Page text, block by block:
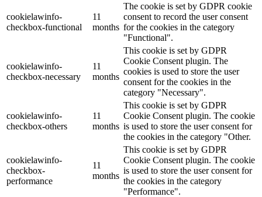
cookielawinfo-
checkbox-functional
11
months
The cookie is set by GDPR cookie
consent to record the user consent
for the cookies in the category
"Functional".
cookielawinfo-
checkbox-necessary
11
months
This cookie is set by GDPR
Cookie Consent plugin. The
cookies is used to store the user
consent for the cookies in the
category "Necessary".
cookielawinfo-
checkbox-others
11
months
This cookie is set by GDPR
Cookie Consent plugin. The cookie
is used to store the user consent for
the cookies in the category "Other.
cookielawinfo-
checkbox-
performance
11
months
This cookie is set by GDPR
Cookie Consent plugin. The cookie
is used to store the user consent for
the cookies in the category
"Performance".